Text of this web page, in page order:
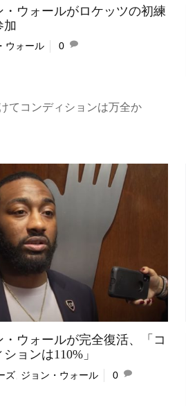
・ウォールがロケッツの初練
加
ウォール 0
てコンディションは万全か
・ウォールが完全復活、「コ
ョンは110%」
ズ, ジョン・ウォール 0